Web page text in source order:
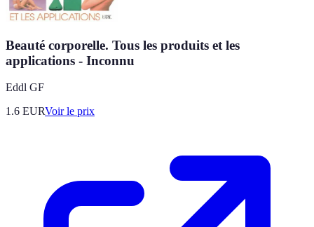
Beauté corporelle. Tous les produits et les
applications - Inconnu
Eddl GF
1.6 EURVoir le prix